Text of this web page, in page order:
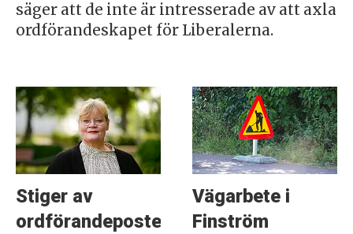
säger att de inte är intresserade av att axla
ordförandeskapet för Liberalerna.
Stiger av
ordförandeposten
Vägarbete i
Finström